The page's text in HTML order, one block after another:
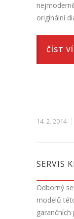
originální
ČÍST
14. 2. 2014
SERVIS
Odborný
modelů